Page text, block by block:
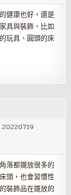
健康也好，還是
具與裝飾，比如
玩具、圓頭的床
20220719
落都擺放很多的
頭，也會習慣性
裝飾品在擺放的